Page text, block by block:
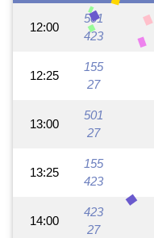
12:00
501
423
12:25
155
27
13:00
501
27
13:25
155
423
14:00
423
27